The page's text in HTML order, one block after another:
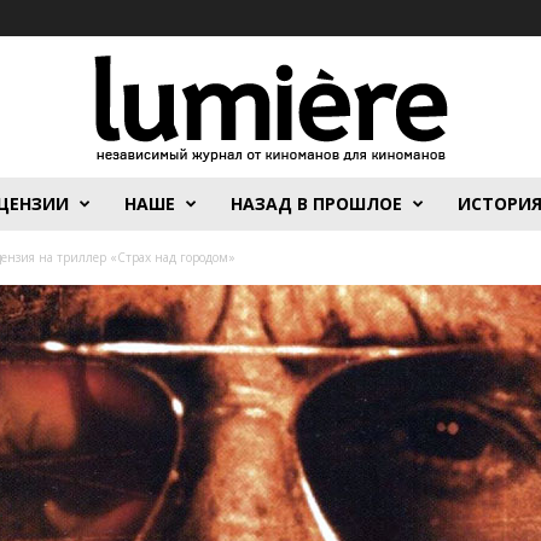
НАШЕ НАЗАД В ПРОШЛОЕ ИСТОРИЯ
на триллер «Страх над городом»